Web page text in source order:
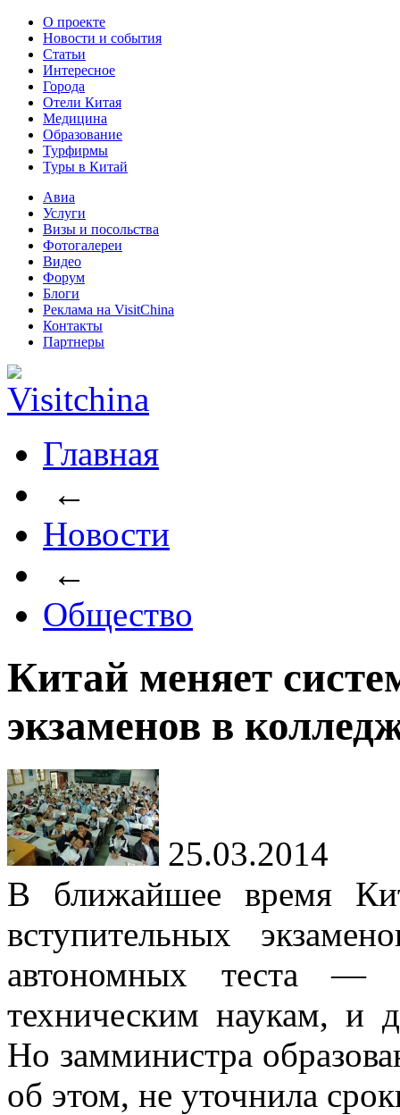
О проекте
Новости и события
Статьи
Интересное
Города
Отели Китая
Медицина
Образование
Турфирмы
Туры в Китай
Авиа
Услуги
Визы и посольства
Фотогалереи
Видео
Форум
Блоги
Реклама на VisitChina
Контакты
Партнеры
Главная
←
Новости
←
Общество
Китай меняет
экзаменов в
25.03.2014
В ближайшее время
вступительных
автономных теста —
техническим наукам, и
Но замминистра
об этом, не уточнила